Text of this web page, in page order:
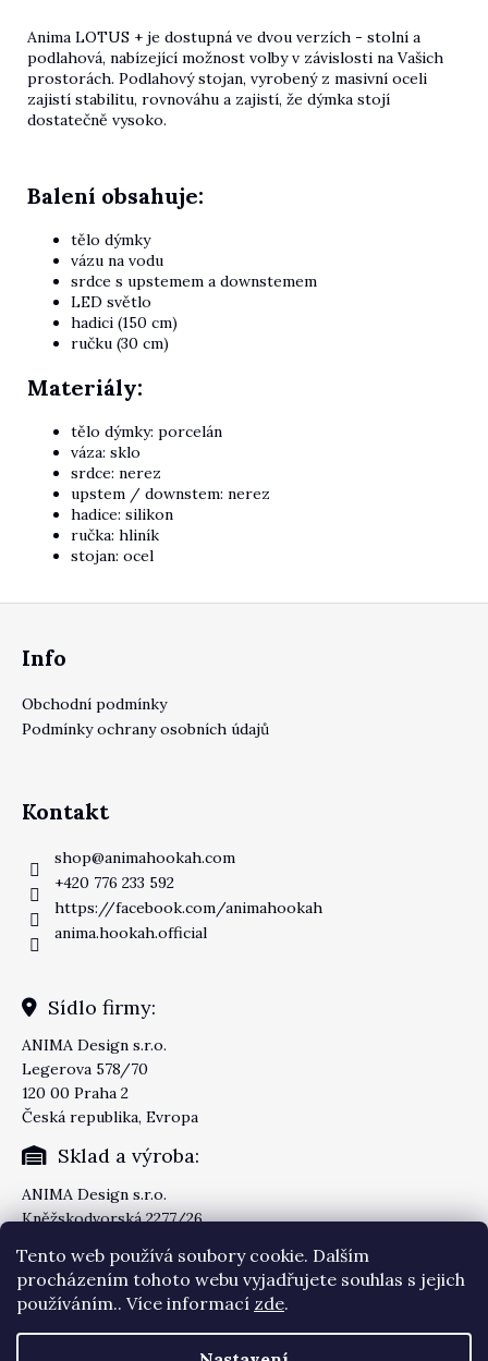
Tento web používá soubory cookie. Dalším
procházením tohoto webu vyjadřujete souhlas s jejich
používáním.. Více informací zde.
Anima LOTUS + je dostupná ve dvou verzích - stolní a
podlahová, nabízející možnost volby v závislosti na Vašich
prostorách. Podlahový stojan, vyrobený z masivní oceli
zajistí stabilitu, rovnováhu a zajistí, že dýmka stojí
dostatečně vysoko.
Balení obsahuje:
tělo dýmky
vázu na vodu
srdce s upstemem a downstemem
LED světlo
hadici (150 cm)
ručku (30 cm)
Materiály:
tělo dýmky: porcelán
váza: sklo
srdce: nerez
upstem / downstem: nerez
hadice: silikon
ručka: hliník
stojan: ocel
Zápatí
Info
Obchodní podmínky
Podmínky ochrany osobních údajů
Kontakt
shop@animahookah.com
+420 776 233 592
https://facebook.com/animahookah
anima.hookah.official
Sídlo firmy:
ANIMA Design s.r.o.
Legerova 578/70
120 00 Praha 2
Česká republika, Evropa
Sklad a výroba:
ANIMA Design s.r.o.
Kněžskodvorská 2277/26
Česká republika, Evropa